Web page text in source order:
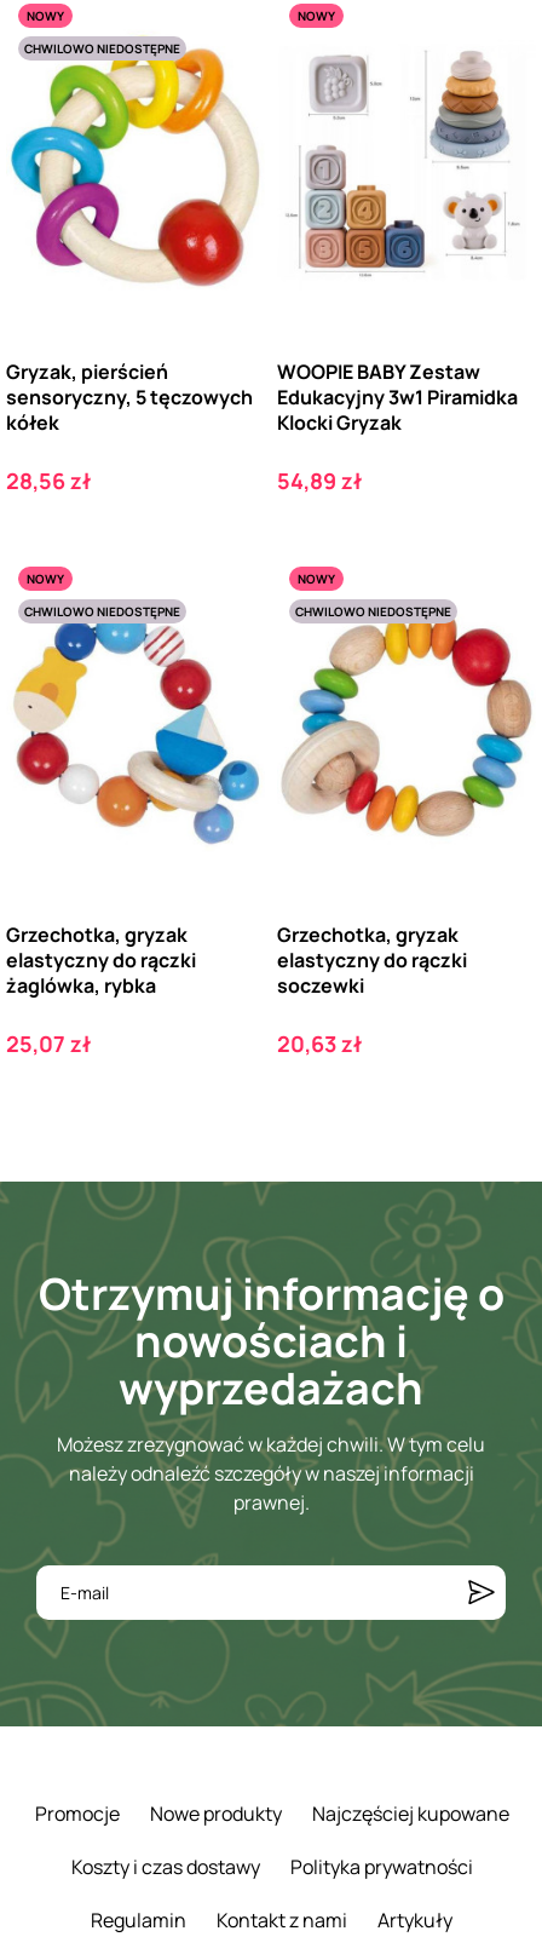
NOWY
CHWILOWO NIEDOSTĘPNE
Gryzak, pierścień
sensoryczny, 5 tęczowych
kółek
Cena
28,56 zł
NOWY
WOOPIE BABY Zestaw
Edukacyjny 3w1 Piramidka
Klocki Gryzak
Cena
54,89 zł
NOWY
CHWILOWO NIEDOSTĘPNE
Grzechotka, gryzak
elastyczny do rączki
żaglówka, rybka
Cena
25,07 zł
NOWY
CHWILOWO NIEDOSTĘPNE
Grzechotka, gryzak
elastyczny do rączki
soczewki
Cena
20,63 zł
Otrzymuj informację o
nowościach i
wyprzedażach
Możesz zrezygnować w każdej chwili. W tym celu
należy odnaleźć szczegóły w naszej informacji
prawnej.
Promocje Nowe produkty
Najczęściej kupowane
Koszty i czas dostawy
Polityka prywatności
Regulamin
Kontakt z nami Artykuły